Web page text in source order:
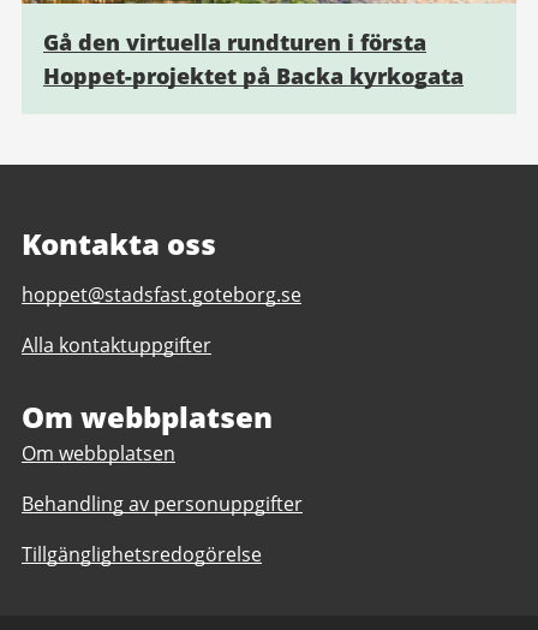
Gå den virtuella rundturen i första
Hoppet-projektet på Backa kyrkogata
Kontakta oss
E-
till
-
innovationsprojekt
för
byggnation
hoppet@stadsfast.goteborg.se
Alla kontaktuppgifter
Om webbplatsen
Om webbplatsen
Behandling av personuppgifter
Tillgänglighetsredogörelse